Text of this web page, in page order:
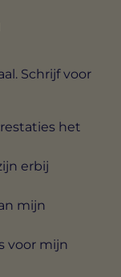
Schrijf voor
het
erbij
mijn
voor mijn